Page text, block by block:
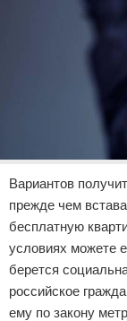
Вариантов
прежде чем
бесплатную
условиях можете
берется
российское
ему по закону